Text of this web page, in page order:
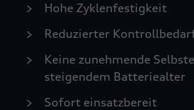
Hohe Zyklenfestigkeit
Reduzierter
Keine zunehmende
steigendem Batteriealter
Sofort einsatzbereit